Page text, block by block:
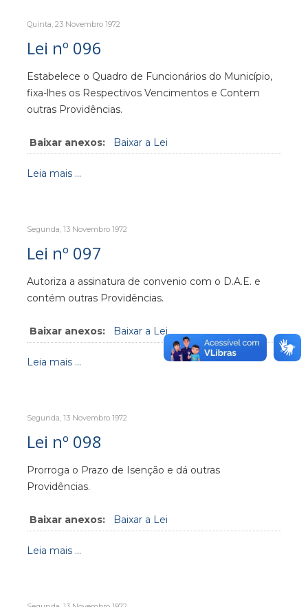
Quinta, 23 Novembro 1972
Lei nº 096
Estabelece o Quadro de Funcionários do Município,
fixa-lhes os Respectivos Vencimentos e Contem
outras Providências.
Baixar anexos: Baixar a Lei
Leia mais ...
Segunda, 13 Novembro 1972
Lei nº 097
Autoriza a assinatura de convenio com o D.A.E. e
contém outras Providências.
Baixar anexos: Baixar a Lei
Leia mais ...
Segunda, 13 Novembro 1972
Lei nº 098
Prorroga o Prazo de Isenção e dá outras
Providências.
Baixar anexos: Baixar a Lei
Leia mais ...